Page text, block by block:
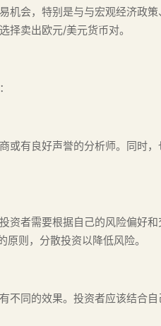
机会，特别是与与宏观经济政
择卖出欧元/美元货币对。
或有良好声誉的分析师。同时
资者需要根据自己的风险偏好
则，分散投资以降低风险。
不同的效果。投资者应该结合